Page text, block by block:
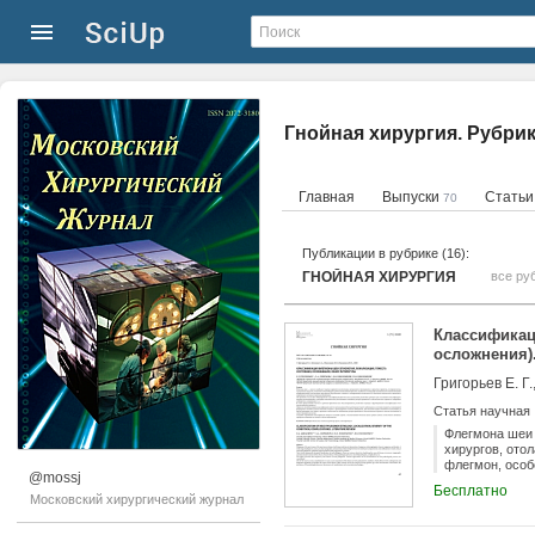
@mossj
Московский хирургический журнал
Гнойная хирургия.
Главная Выпуски 70
Публикации в рубрике (16):
ГНОЙНАЯ ХИРУРГИЯ все
Григорьев Е.
Статья научная
Флегмона шеи
хирургов,
флегмон,
оперативного
топографо-
Бесплатно